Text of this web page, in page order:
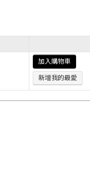
加入購物車
新增我的最愛